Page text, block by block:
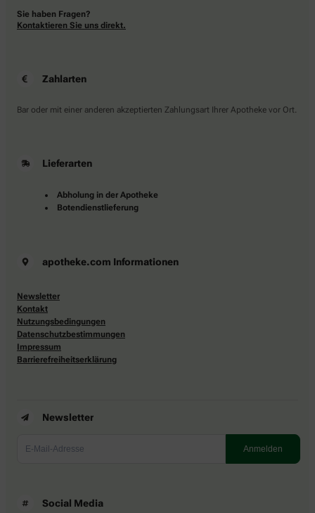
Sie haben Fragen?
Kontaktieren Sie uns direkt.
Zahlarten
Bar oder mit einer anderen akzeptierten Zahlungsart Ihrer Apotheke vor Ort.
Lieferarten
Abholung in der Apotheke
Botendienstlieferung
apotheke.com Informationen
Newsletter
Kontakt
Nutzungsbedingungen
Datenschutzbestimmungen
Impressum
Barrierefreiheitserklärung
Newsletter
Social Media